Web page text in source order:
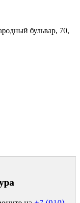
бульвар, 70,